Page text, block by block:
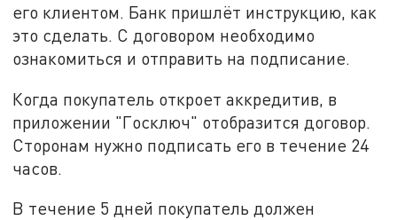
его клиентом. Банк пришлёт инструкцию, как
это сделать. С договором необходимо
ознакомиться и отправить на подписание.
Когда покупатель откроет аккредитив, в
приложении "Госключ" отобразится договор.
Сторонам нужно подписать его в течение 24
часов.
В течение 5 дней покупатель должен